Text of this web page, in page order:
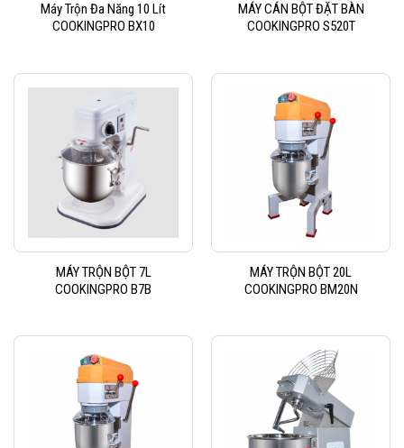
Máy Trộn Đa Năng 10 Lít
COOKINGPRO BX10
MÁY CÁN BỘT ĐẶT BÀN
COOKINGPRO S520T
MÁY TRỘN BỘT 7L
COOKINGPRO B7B
MÁY TRỘN BỘT 20L
COOKINGPRO BM20N